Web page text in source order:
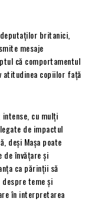
britanici,
mesaje
că comportamentul
atitudinea copiilor față
cu mulți
de impactul
deși Mașa poate
de învățare și
ca părinții să
teme și
în interpretarea